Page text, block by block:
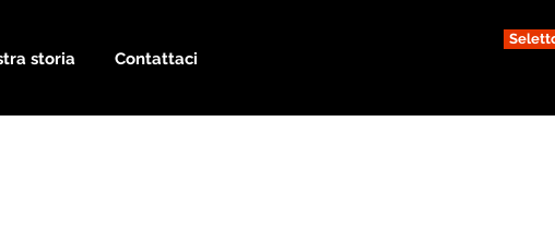
storia Contattaci